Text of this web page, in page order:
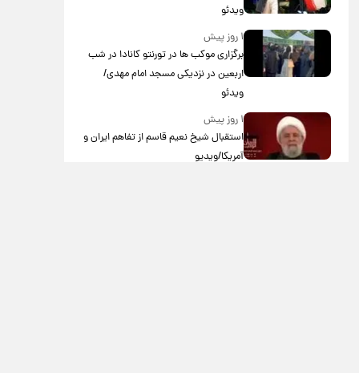
ویدئو
۱ روز پیش
برگزاری موکب ها در تورنتو کانادا در شب
اربعین در نزدیکی مسجد امام مهدی/
ویدئو
۱ روز پیش
استقبال شیخ نعیم قاسم از تفاهم ایران و
آمریکا/ویدیو